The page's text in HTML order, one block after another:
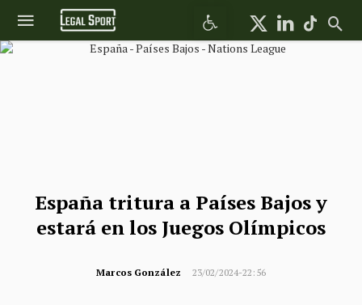
Abrir barra de herramientas
España tritura a Países Bajos y
estará en los Juegos Olímpicos
Marcos González 23/02/2024-22:56